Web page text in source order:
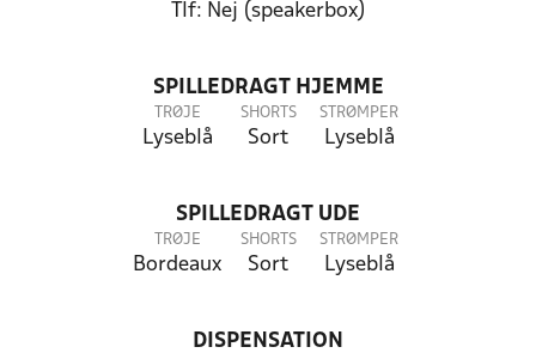
Tlf: Nej (speakerbox)
SPILLEDRAGT HJEMME
TRØJE
Lyseblå
SHORTS
Sort
STRØMPER
Lyseblå
SPILLEDRAGT UDE
TRØJE
Bordeaux
SHORTS
Sort
STRØMPER
Lyseblå
DISPENSATION